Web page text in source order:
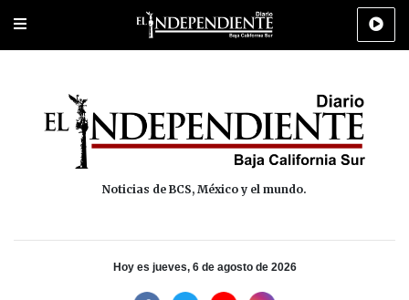
Portada Los Cabos Policiaca Deportes Cultura
Noticias de BCS, México y el mundo.
Hoy es jueves, 6 de agosto de 2026